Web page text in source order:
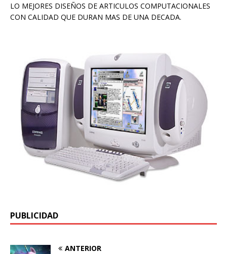
LO MEJORES DISEÑOS DE ARTICULOS COMPUTACIONALES
CON CALIDAD QUE DURAN MAS DE UNA DECADA.
PUBLICIDAD
ANTERIOR